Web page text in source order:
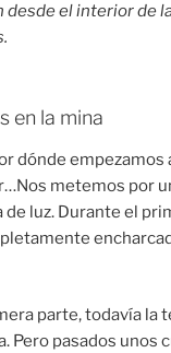
desde el interior de
en la mina
dónde empezamos
metemos por
de luz. Durante el
parte, todavía la
Pero pasados unos